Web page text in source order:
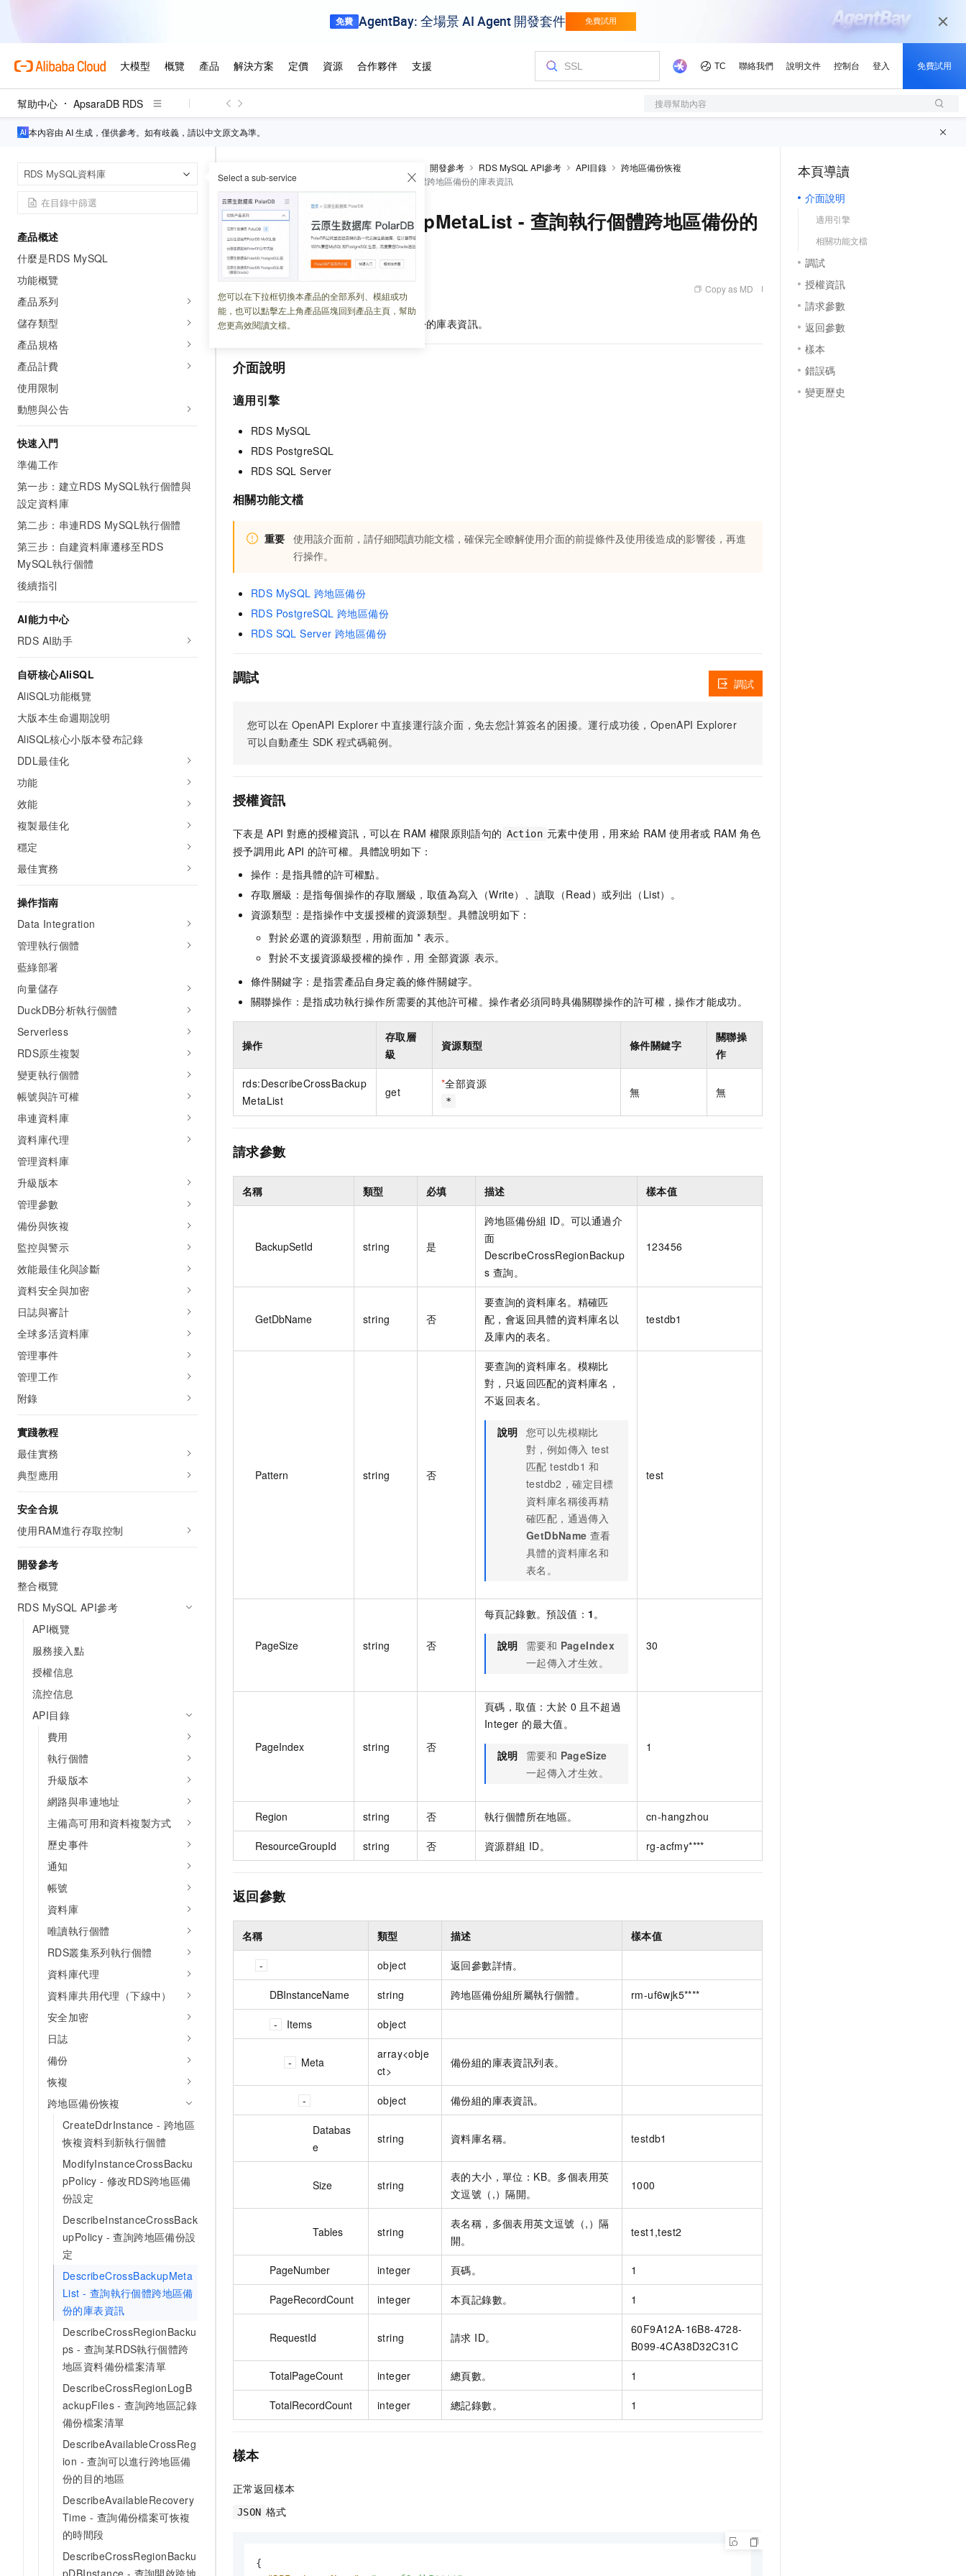
幫助中心 ApsaraDB RDS 搜尋幫助內容
本內容由 AI 生成，僅供參考。如有歧義，請以中文原文為準。
RDS MySQL資料庫 Select a sub-service
您可以在下拉框切換本產品的全部系列、模組或功
能，也可以點擊左上角產品區塊回到產品主頁，幫助
您更高效閱讀文檔。
產品概述
什麼是RDS MySQL
功能概覽
產品系列
儲存類型
產品規格
產品計費
使用限制
動態與公告
快速入門
準備工作
第一步：建立RDS MySQL執行個體與
設定資料庫
第二步：串連RDS MySQL執行個體
第三步：自建資料庫遷移至RDS
MySQL執行個體
後續指引
AI能力中心
RDS AI助手
自研核心AliSQL
AliSQL功能概覽
大版本生命週期說明
AliSQL核心小版本發布記錄
DDL最佳化
功能
效能
複製最佳化
穩定
最佳實務
操作指南
Data Integration
管理執行個體
藍綠部署
向量儲存
DuckDB分析執行個體
Serverless
RDS原生複製
變更執行個體
帳號與許可權
串連資料庫
資料庫代理
管理資料庫
升級版本
管理參數
備份與恢複
監控與警示
效能最佳化與診斷
資料安全與加密
日誌與審計
全球多活資料庫
管理事件
管理工作
附錄
實踐教程
最佳實務
典型應用
安全合規
使用RAM進行存取控制
開發參考
整合概覽
RDS MySQL API參考
API概覽
服務接入點
授權信息
流控信息
API目錄
費用
執行個體
升級版本
網路與串連地址
主備高可用和資料複製方式
歷史事件
通知
帳號
資料庫
唯讀執行個體
RDS叢集系列執行個體
資料庫代理
資料庫共用代理（下線中）
安全加密
日誌
備份
恢複
跨地區備份恢複
CreateDdrInstance - 跨地區
恢複資料到新執行個體
ModifyInstanceCrossBacku
pPolicy - 修改RDS跨地區備
份設定
DescribeInstanceCrossBack
upPolicy - 查詢跨地區備份設
定
DescribeCrossBackupMeta
List - 查詢執行個體跨地區備
份的庫表資訊
DescribeCrossRegionBacku
ps - 查詢某RDS執行個體跨
地區資料備份檔案清單
DescribeCrossRegionLogB
ackupFiles - 查詢跨地區記錄
備份檔案清單
DescribeAvailableCrossReg
ion - 查詢可以進行跨地區備
份的目的地區
DescribeAvailableRecovery
Time - 查詢備份檔案可恢複
的時間段
DescribeCrossRegionBacku
pDBInstance - 查詢開啟跨地
開發參考 RDS MySQL API參考 API目錄
跨地區備份恢複
DescribeCrossBackupMetaList - 查詢執行個體跨地區備份的庫表資訊
DescribeCrossBackupMetaList - 查詢執行個體跨地區備份的
庫表資訊
Copy as MD
該介面用於查詢 執行個體跨地區備份的庫表資訊。
介面說明
適用引擎
RDS MySQL
RDS PostgreSQL
RDS SQL Server
相關功能文檔
重要 使用該介面前，請仔細閱讀功能文檔，確保完全瞭解使用介面的前提條件及使用後造成的影響後，再進
行操作。
RDS MySQL 跨地區備份
RDS PostgreSQL 跨地區備份
RDS SQL Server 跨地區備份
調試
您可以在 OpenAPI Explorer 中直接運行該介面，免去您計算簽名的困擾。運行成功後，OpenAPI Explorer
可以自動產生 SDK 程式碼範例。
調試
授權資訊
下表是 API 對應的授權資訊，可以在 RAM 權限原則語句的 Action 元素中使用，用來給 RAM 使用者或 RAM 角色
授予調用此 API 的許可權。具體說明如下：
操作：是指具體的許可權點。
存取層級：是指每個操作的存取層級，取值為寫入（Write）、讀取（Read）或列出（List）。
資源類型：是指操作中支援授權的資源類型。具體說明如下：
對於必選的資源類型，用前面加 * 表示。
對於不支援資源級授權的操作，用 全部資源 表示。
條件關鍵字：是指雲產品自身定義的條件關鍵字。
關聯操作：是指成功執行操作所需要的其他許可權。操作者必須同時具備關聯操作的許可權，操作才能成功。
操作
存取層
級
資源類型 條件關鍵字
關聯操
作
rds:DescribeCrossBackup
MetaList
get
*全部資源
*
無 無
請求參數
名稱 類型 必填 描述 樣本值
BackupSetId string 是
跨地區備份組 ID。可以通過介
面
DescribeCrossRegionBackup
s 查詢。
123456
GetDbName string 否
要查詢的資料庫名。精確匹
配，會返回具體的資料庫名以
及庫內的表名。
testdb1
Pattern string 否
要查詢的資料庫名。模糊比
對，只返回匹配的資料庫名，
不返回表名。
說明 您可以先模糊比
對，例如傳入 test
匹配 testdb1 和
testdb2，確定目標
資料庫名稱後再精
確匹配，通過傳入
GetDbName 查看
具體的資料庫名和
表名。
test
PageSize string 否
每頁記錄數。預設值： 1 。
說明 需要和 PageIndex
一起傳入才生效。
30
PageIndex string 否
頁碼，取值：大於 0 且不超過
Integer 的最大值。
說明 需要和 PageSize
一起傳入才生效。
1
Region string 否 執行個體所在地區。 cn-hangzhou
ResourceGroupId string 否 資源群組 ID。 rg-acfmy****
返回參數
名稱 類型 描述 樣本值
object 返回參數詳情。
DBInstanceName string 跨地區備份組所屬執行個體。 rm-uf6wjk5****
Items object
Meta
array<obje
ct>
備份組的庫表資訊列表。
object 備份組的庫表資訊。
Databas
e
string 資料庫名稱。 testdb1
Size string
表的大小，單位：KB。多個表用英
文逗號（,）隔開。
1000
Tables string
表名稱，多個表用英文逗號（,）隔
開。
test1,test2
PageNumber integer 頁碼。 1
PageRecordCount integer 本頁記錄數。 1
RequestId string 請求 ID。
60F9A12A-16B8-4728-
B099-4CA38D32C31C
TotalPageCount integer 總頁數。 1
TotalRecordCount integer 總記錄數。 1
樣本
正常返回樣本
JSON 格式
{
本頁導讀
介面說明
適用引擎
相關功能文檔
調試
授權資訊
請求參數
返回參數
樣本
錯誤碼
變更歷史